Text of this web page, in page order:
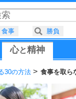
心と精神
30の方法 食事を取ら
食事 勝負